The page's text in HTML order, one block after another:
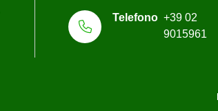
Telefono +39 02
9015961